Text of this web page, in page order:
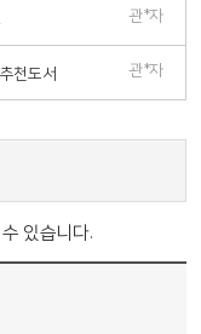
관*자
천도서 관*자
있습니다.